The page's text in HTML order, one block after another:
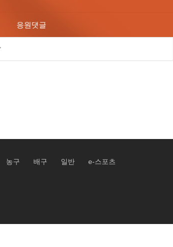
응원댓글
농구 배구 일반 e-스포츠